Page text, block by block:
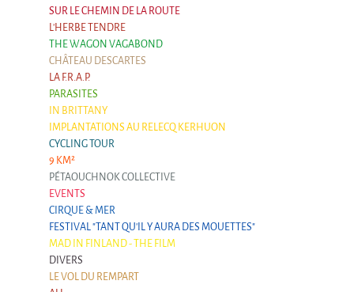
Cirque & Mer
Cirque & Mer
Cirque & Mer 2017- The little one
Previous editions
Festival "Tant qu'il y aura des Mouettes"
What's this?
Previous years
International
The approach
MOST - A bridge between Warmia-Mazuria
and Bretagne
SUR LE CHEMIN DE LA ROUTE
L'HERBE TENDRE
THE WAGON VAGABOND
CHÂTEAU DESCARTES
LA F.R.A.P.
PARASITES
IN BRITTANY
IMPLANTATIONS AU RELECQ KERHUON
CYCLING TOUR
9 KM²
PÉTAOUCHNOK COLLECTIVE
EVENTS
CIRQUE & MER
FESTIVAL "TANT QU'IL Y AURA DES MOUETTES"
MAD IN FINLAND - THE FILM
DIVERS
LE VOL DU REMPART